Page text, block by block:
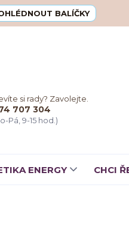
BALÍČKY
si rady? Zavolejte.
707 304
Pá, 9-15 hod.)
ENERGY CHCI